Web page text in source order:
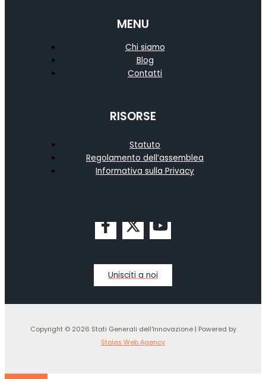
MENU
Chi siamo
Blog
Contatti
RISORSE
Statuto
Regolamento dell’assemblea
Informativa sulla Privacy
Unisciti a noi
Copyright © 2026 Stati Generali dell'Innovazione | Powered by
Stolas Web Agency